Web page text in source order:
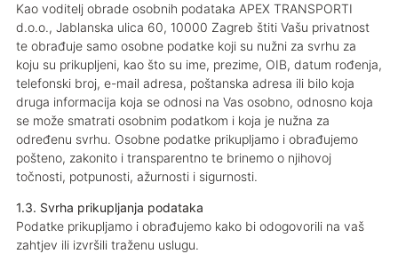
Kao voditelj obrade osobnih podataka APEX TRANSPORTI
d.o.o., Jablanska ulica 60, 10000 Zagreb štiti Vašu privatnost
te obrađuje samo osobne podatke koji su nužni za svrhu za
koju su prikupljeni, kao što su ime, prezime, OIB, datum rođenja,
telefonski broj, e-mail adresa, poštanska adresa ili bilo koja
druga informacija koja se odnosi na Vas osobno, odnosno koja
se može smatrati osobnim podatkom i koja je nužna za
određenu svrhu. Osobne podatke prikupljamo i obrađujemo
pošteno, zakonito i transparentno te brinemo o njihovoj
točnosti, potpunosti, ažurnosti i sigurnosti.
1.3. Svrha prikupljanja podataka
Podatke prikupljamo i obrađujemo kako bi odogovorili na vaš
zahtjev ili izvršili traženu uslugu.